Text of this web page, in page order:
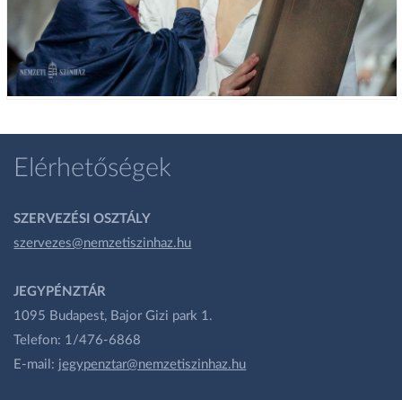
Elérhetőségek
SZERVEZÉSI OSZTÁLY
szervezes@nemzetiszinhaz.hu
JEGYPÉNZTÁR
1095 Budapest, Bajor Gizi park 1.
Telefon: 1/476-6868
E-mail: jegypenztar@nemzetiszinhaz.hu